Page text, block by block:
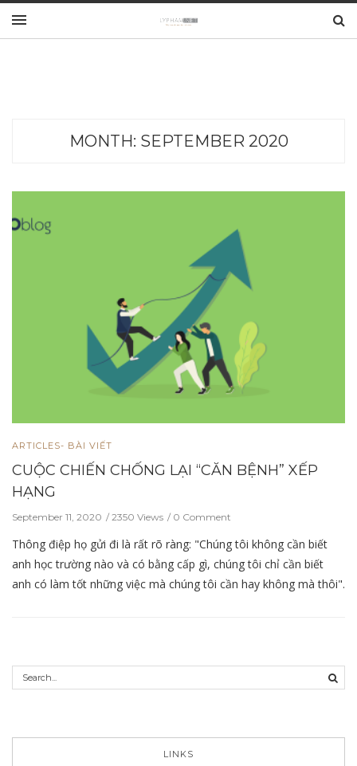
MONTH: SEPTEMBER 2020
ARTICLES- BÀI VIẾT
CUỘC CHIẾN CHỐNG LẠI “CĂN BỆNH” XẾP
HẠNG
September 11, 2020 2350 Views 0 Comment
Thông điệp họ gửi đi là rất rõ ràng: "Chúng tôi không cần biết
anh học trường nào và có bằng cấp gì, chúng tôi chỉ cần biết
anh có làm tốt những việc mà chúng tôi cần hay không mà thôi".
LINKS